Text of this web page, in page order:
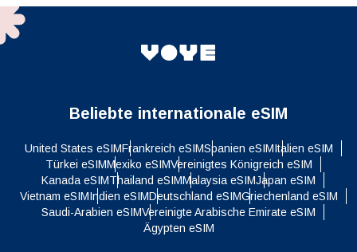
Beliebte internationale eSIM
United States eSIMFrankreich eSIMSpanien eSIMItalien eSIM
Türkei eSIMMexiko eSIMVereinigtes Königreich eSIM
Kanada eSIMThailand eSIMMalaysia eSIMJapan eSIM
Vietnam eSIMIndien eSIMDeutschland eSIMGriechenland eSIM
Saudi-Arabien eSIMVereinigte Arabische Emirate eSIM
Ägypten eSIM